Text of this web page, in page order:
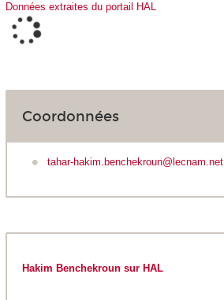
Données extraites du portail HAL
Coordonnées
tahar-hakim.benchekroun@lecnam.net
Hakim Benchekroun sur HAL